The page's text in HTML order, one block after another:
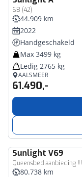
68 (42)
44.909 km
2022
Handgeschakeld
Max 3499 kg
Ledig 2765 kg
AALSMEER
61.490,-
Sunlight V69
Queensbed aanbieding !!!
80.738 km